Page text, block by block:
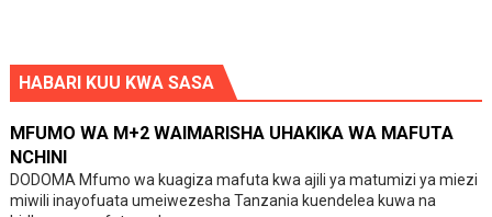
HABARI KUU KWA SASA
MFUMO WA M+2 WAIMARISHA UHAKIKA WA MAFUTA
NCHINI
DODOMA Mfumo wa kuagiza mafuta kwa ajili ya matumizi ya miezi
miwili inayofuata umeiwezesha Tanzania kuendelea kuwa na